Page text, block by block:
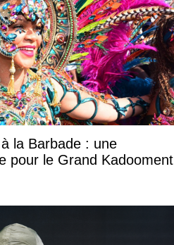
la Barbade : une
pour le Grand Kadooment